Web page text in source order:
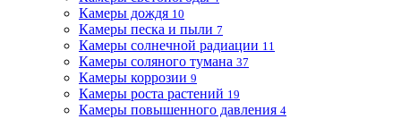
Камеры дождя 10
Камеры песка и пыли 7
Камеры солнечной радиации 11
Камеры соляного тумана 37
Камеры коррозии 9
Камеры роста растений 19
Камеры повышенного давления 4